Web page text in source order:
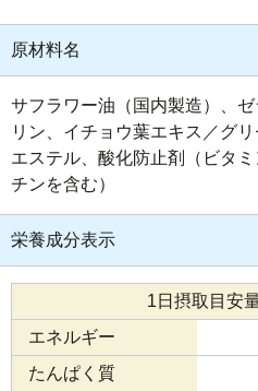
原材料名
サフラワー油（国内製造）、
リン、イチョウ葉エキス／グ
エステル、酸化防止剤（ビタ
チンを含む）
栄養成分表示
1日摂取目安
エネルギー
たんぱく質